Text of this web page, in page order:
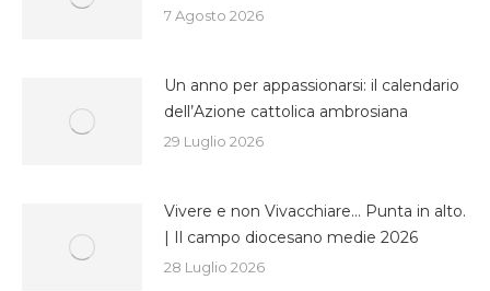
7 Agosto 2026
Un anno per appassionarsi: il calendario
dell’Azione cattolica ambrosiana
29 Luglio 2026
Vivere e non Vivacchiare… Punta in alto.
| Il campo diocesano medie 2026
28 Luglio 2026